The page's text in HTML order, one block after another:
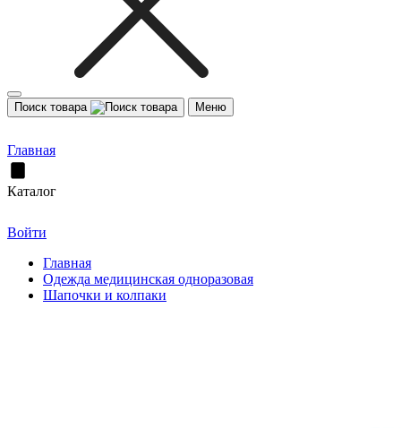
Поиск товара Меню
Главная
Каталог
Войти
Главная
Одежда медицинская одноразовая
Шапочки и колпаки